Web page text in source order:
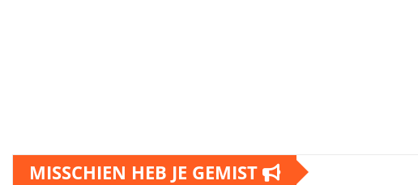
MISSCHIEN HEB JE GEMIST